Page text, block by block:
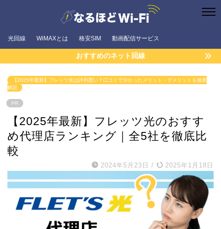
光回線 WiMAXとは 格安SIM 動画配信サービス
おすすめのネット回線
【2025年最新】フレッツ光は評判悪い？口コミで分かったメリット・デメリットを徹底
解説
PR
【2025年最新】フレッツ光のおすす
め代理店ランキング｜全5社を徹底比
較
2024年5月23日 / 2025年1月18日